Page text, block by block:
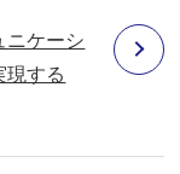
ニケーシ
現する